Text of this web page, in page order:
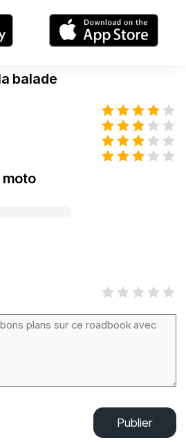
balade
moto
Publier